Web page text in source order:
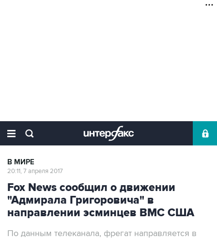
В МИРЕ
20:11, 7 апреля 2017
Fox News сообщил о движении
"Адмирала Григоровича" в
направлении эсминцев ВМС США
По данным телеканала, фрегат направляется в